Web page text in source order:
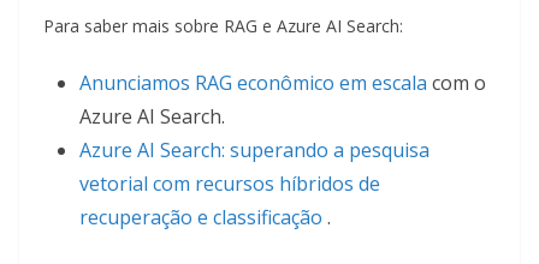
Para saber mais sobre RAG e Azure AI Search:
Anunciamos RAG econômico em escala com o
Azure AI Search.
Azure AI Search: superando a pesquisa
vetorial com recursos híbridos de
recuperação e classificação .